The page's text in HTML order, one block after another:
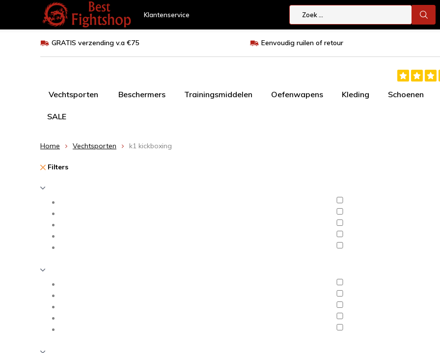
Klantenservice
GRATIS verzending v.a €75 Eenvoudig ruilen of retour
Vechtsporten Beschermers Trainingsmiddelen Oefenwapens Kleding Schoenen
SALE
Home Vechtsporten k1 kickboxing
Filters